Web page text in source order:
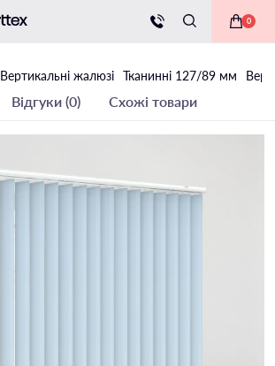
0
Вертикальні жалюзі Тканинні 127/89 мм
Відгуки (0) Схожі товари